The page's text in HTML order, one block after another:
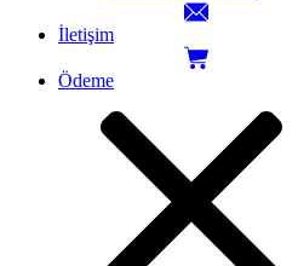
İletişim
Ödeme